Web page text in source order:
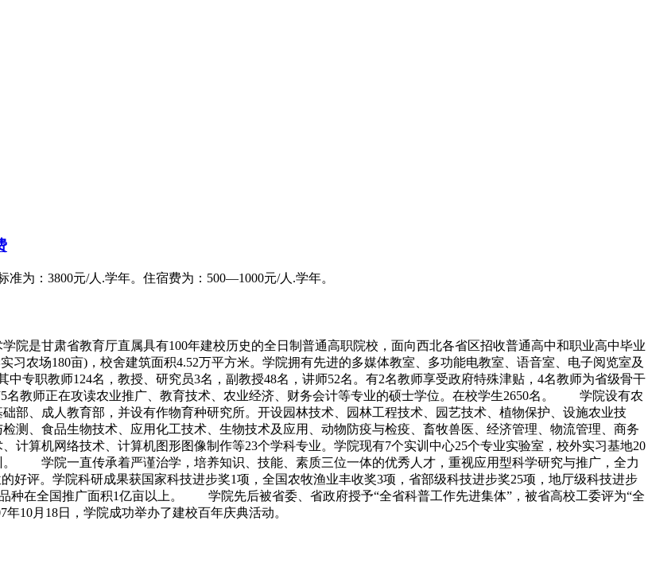
：3800元/人.学年。住宿费为：500—1000元/人.学年。
是甘肃省教育厅直属具有100年建校历史的全日制普通高职院校，面向西北各省区招收普通高中和职业高中毕业
习农场180亩)，校舍建筑面积4.52万平方米。学院拥有先进的多媒体教室、多功能电教室、语音室、电子阅览室及
专职教师124名，教授、研究员3名，副教授48名，讲师52名。有2名教师享受政府特殊津贴，4名教师为省级骨干
名教师正在攻读农业推广、教育技术、农业经济、财务会计等专业的硕士学位。在校学生2650名。 学院设有农
部、成人教育部，并设有作物育种研究所。开设园林技术、园林工程技术、园艺技术、植物保护、设施农业技
测、食品生物技术、应用化工技术、生物技术及应用、动物防疫与检疫、畜牧兽医、经济管理、物流管理、商务
计算机网络技术、计算机图形图像制作等23个学科专业。学院现有7个实训中心25个专业实验室，校外实习基地20
学院一直传承着严谨治学，培养知识、技能、素质三位一体的优秀人才，重视应用型科学研究与推广，全力
好评。学院科研成果获国家科技进步奖1项，全国农牧渔业丰收奖3项，省部级科技进步奖25项，地厅级科技进步
种在全国推广面积1亿亩以上。 学院先后被省委、省政府授予“全省科普工作先进集体”，被省高校工委评为“全
10月18日，学院成功举办了建校百年庆典活动。